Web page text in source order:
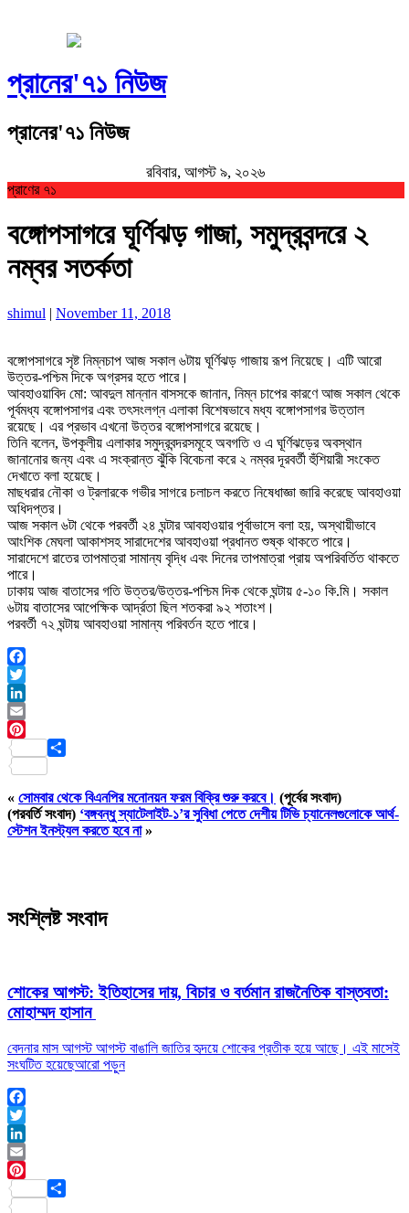
প্রানের'৭১ নিউজ
প্রানের'৭১ নিউজ
রবিবার, আগস্ট ৯, ২০২৬
প্রাণের ৭১
বঙ্গোপসাগরে ঘূর্ণিঝড় গাজা, সমুদ্রবন্দরে ২
নম্বর সতর্কতা
shimul | November 11, 2018
বঙ্গোপসাগরে সৃষ্ট নিম্নচাপ আজ সকাল ৬টায় ঘূর্ণিঝড় গাজায় রূপ নিয়েছে। এটি আরো
উত্তর-পশ্চিম দিকে অগ্রসর হতে পারে।
আবহাওয়াবিদ মো: আবদুল মান্নান বাসসকে জানান, নিম্ন চাপের কারণে আজ সকাল থেকে
পূর্বমধ্য বঙ্গোপসাগর এবং তৎসংলগ্ন এলাকা বিশেষভাবে মধ্য বঙ্গোপসাগর উত্তাল
রয়েছে। এর প্রভাব এখনো উত্তর বঙ্গোপসাগরে রয়েছে।
তিনি বলেন, উপকূলীয় এলাকার সমুদ্রবন্দরসমূহে অবগতি ও এ ঘূর্ণিঝড়ের অবস্থান
জানানোর জন্য এবং এ সংক্রান্ত ঝুঁকি বিবেচনা করে ২ নম্বর দূরবর্তী হুঁশিয়ারী সংকেত
দেখাতে বলা হয়েছে।
মাছধরার নৌকা ও ট্রলারকে গভীর সাগরে চলাচল করতে নিষেধাজ্ঞা জারি করেছে আবহাওয়া
অধিদপ্তর।
আজ সকাল ৬টা থেকে পরবর্তী ২৪ ঘন্টার আবহাওয়ার পূর্বাভাসে বলা হয়, অস্থায়ীভাবে
আংশিক মেঘলা আকাশসহ সারাদেশের আবহাওয়া প্রধানত শুষ্ক থাকতে পারে।
সারাদেশে রাতের তাপমাত্রা সামান্য বৃদ্ধি এবং দিনের তাপমাত্রা প্রায় অপরিবর্তিত থাকতে
পারে।
ঢাকায় আজ বাতাসের গতি উত্তর/উত্তর-পশ্চিম দিক থেকে ঘন্টায় ৫-১০ কি.মি। সকাল
৬টায় বাতাসের আপেক্ষিক আর্দ্রতা ছিল শতকরা ৯২ শতাংশ।
পরবর্তী ৭২ ঘন্টায় আবহাওয়া সামান্য পরিবর্তন হতে পারে।
Facebook
Twitter
LinkedIn
Email
Pinterest
« সোমবার থেকে বিএনপির মনোনয়ন ফরম বিক্রি শুরু করবে। (পূর্বের সংবাদ)
(পরবর্তি সংবাদ) ‘বঙ্গবন্ধু স্যাটেলাইট-১’র সুবিধা পেতে দেশীয় টিভি চ্যানেলগুলোকে আর্থ-
স্টেশন ইনস্ট্যল করতে হবে না»
সংশ্লিষ্ট সংবাদ
শোকের আগস্ট: ইতিহাসের দায়, বিচার ও বর্তমান রাজনৈতিক বাস্তবতা:
মোহাম্মদ হাসান
বেদনার মাস আগস্ট আগস্ট বাঙালি জাতির হৃদয়ে শোকের প্রতীক হয়ে আছে। এই মাসেই
সংঘটিত হয়েছেআরো পড়ুন
Facebook
Twitter
LinkedIn
Email
Pinterest